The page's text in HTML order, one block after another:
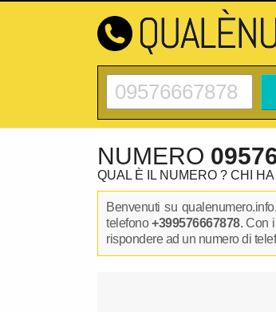
NUMERO
QUAL È IL NUMERO ? CHI
Benvenuti su
telefono+399576667878. Con
rispondere ad un numero di